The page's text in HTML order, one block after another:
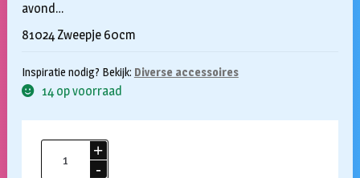
avond…
81024 Zweepje 60cm
Inspiratie nodig? Bekijk: Diverse accessoires
14 op voorraad
60cm